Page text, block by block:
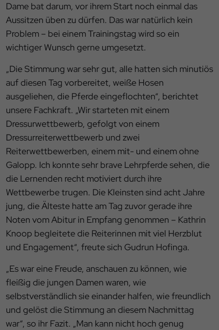
Dame bat darum, vor ihrem Start noch einmal das
Aussitzen üben zu dürfen. Das war natürlich kein
Problem – bei einem Trainingstag wird so ein
wichtiger Wunsch gerne umgesetzt.
„Die Stimmung war sehr gut, alle hatten sich minutiös
auf diesen Tag vorbereitet, weiße Hosen
ausgeliehen, die Pferde eingeflochten“, berichtet
unsere Fachkraft. „Wir starteten mit einem
Dressurwettbewerb, gefolgt von einem
Dressurreiterwettbewerb und zwei
Reiterwettbewerben, einem mit- und einem ohne
Galopp. Ich konnte sehr brave Lehrpferde sehen, die
die Lernenden recht motiviert durch ihre
Wettbewerbe trugen. Die Kleinsten sind acht Jahre
jung, die Älteste hatte am Tag zuvor gerade ihre
Noten vom Abitur in Empfang genommen – Kathrin
Knoop begleitete die Reiterinnen mit viel Herzblut
und Engagement“, freute sich Gudrun Hofinga.
„Es war eine Freude, anschauen zu können, wie
fleißig die jungen Damen waren, wie
selbstverständlich sie einander halfen, wie freundlich
und gelöst die Stimmung an diesem Nachmittag
war“, so ihr Fazit. „Man kann nicht hoch genug